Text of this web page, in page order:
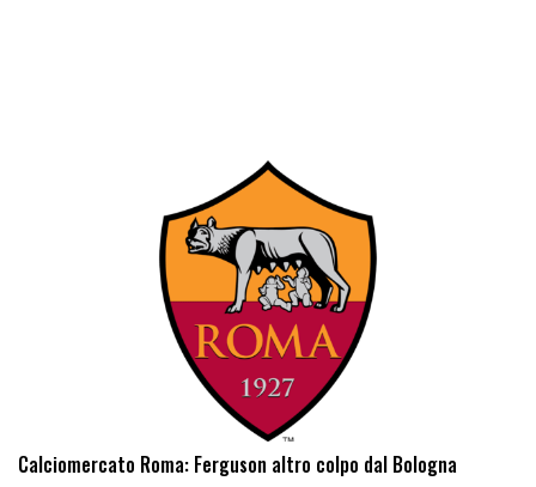
Calciomercato Roma: Ferguson altro colpo dal Bologna